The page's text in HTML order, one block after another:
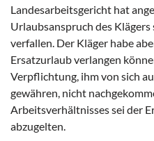
Landesarbeitsgericht hat
Urlaubsanspruch des Klägers
verfallen. Der Kläger habe
Ersatzurlaub verlangen
Verpflichtung, ihm von sich
gewähren, nicht
Arbeitsverhältnisses sei der
abzugelten.